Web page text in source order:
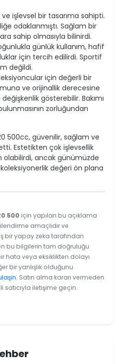
ve işlevsel bir tasarıma sahipti.
odaklanmıştı. Sağlam bir
sahip olmasıyla bilinirdi.
günlük kullanım, hafif
için tercih edilirdi. Sportif
değildi.
için değerli bir
ve orijinallik derecesine
gösterebilir. Bakımı
zorluğundan
500cc, güvenilir, sağlam ve
Estetikten çok işlevsellik
olabilirdi, ancak günümüzde
değeri ön plana
500 için yapılan bu açıklama
amaçlıdır ve
bir yapay zeka tarafından
bu bilgilerin tam doğruluğu
hata veya eksiklikten dolayı
bir yanlışlık olduğunu
. Satın alma kararı vermeden
satıcıyla iletişime geçin.